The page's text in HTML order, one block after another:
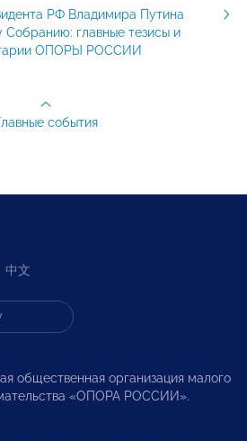
РФ Владимира Путина
главные тезисы и
ОПОРЫ РОССИИ
события
中文
общественная организация малого
«ОПОРА РОССИИ».